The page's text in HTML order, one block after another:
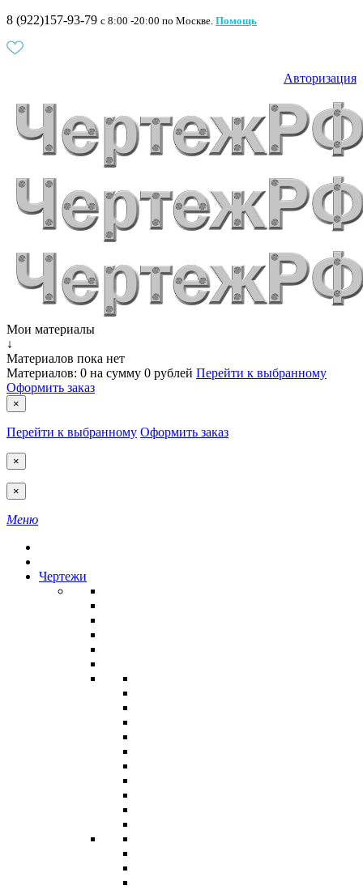
8 (922)157-93-79 c 8:00 -20:00 по Москве. Помощь
Авторизация
Мои материалы
↓
Материалов пока нет
Материалов: 0 на сумму 0 рублей Перейти к выбранному
Оформить заказ
×
Перейти к выбранному Оформить заказ
×
×
Меню
Чертежи